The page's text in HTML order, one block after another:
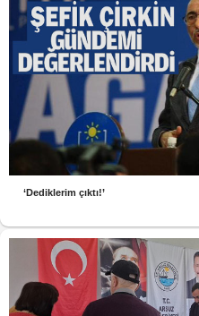
‘Dediklerim çıktı!’